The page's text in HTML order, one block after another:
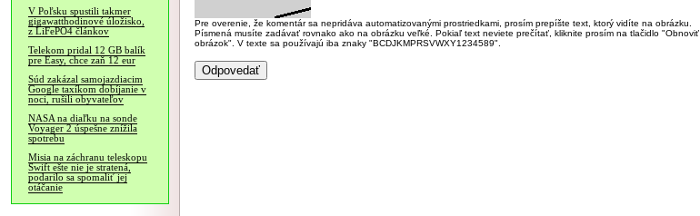
V Poľsku spustili takmer
gigawatthodinové úložisko,
z LiFePO4 článkov
Telekom pridal 12 GB balík
pre Easy, chce zaň 12 eur
Súd zakázal samojazdiacim
Google taxíkom dobíjanie v
noci, rušili obyvateľov
NASA na diaľku na sonde
Voyager 2 úspešne znížila
spotrebu
Misia na záchranu teleskopu
Swift ešte nie je stratená,
podarilo sa spomaliť jej
otáčanie
Pre overenie, že komentár sa nepridáva automatizovanými prostriedkami, prosím prepíšte text, ktorý vidíte na obrázku.
Písmená musíte zadávať rovnako ako na obrázku veľké. Pokiaľ text neviete prečítať, kliknite prosím na tlačidlo "Obnoviť
obrázok". V texte sa používajú iba znaky "BCDJKMPRSVWXY1234589".